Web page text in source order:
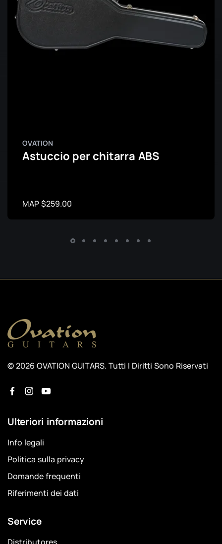
OVATION
Astuccio per chitarra ABS
MAP $259.00
© 2026 OVATION GUITARS. Tutti I Diritti Sono Riservati
Ulteriori informazioni
Info legali
Politica sulla privacy
Domande frequenti
Riferimenti dei dati
Service